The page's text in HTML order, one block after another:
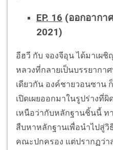
EP. 16 (ออกอากา
2021)
อีฮวี กับ จองจีอุน ได้มาเผ
หลวงที่กลายเป็นบรรยาก
เดียวกัน องค์ชายวอนซาน
เปิดเผยออกมาในรูปร่างที่
เหนือว่ากับหลักฐานชิ้นนี้ ท
สืบหาหลักฐานเพื่อนำไปสู่
คณะปกครอง แต่ปรากฏว่า